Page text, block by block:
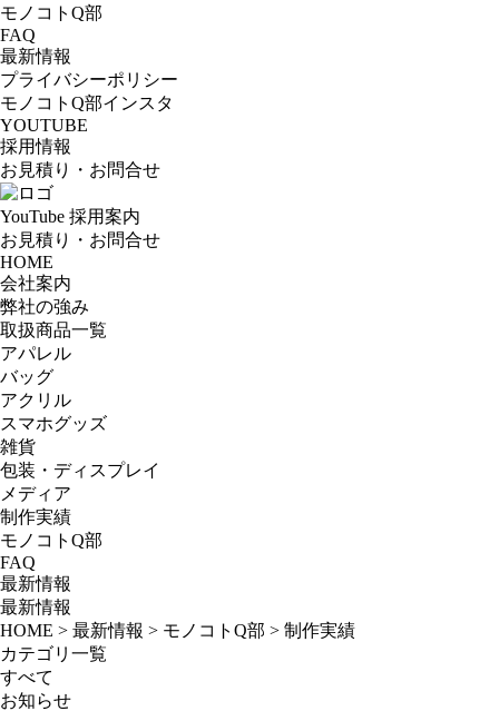
モノコトQ部
FAQ
最新情報
プライバシーポリシー
モノコトQ部インスタ
YOUTUBE
採用情報
お見積り・お問合せ
YouTube 採用案内
お見積り・お問合せ
HOME
会社案内
弊社の強み
取扱商品一覧
アパレル
バッグ
アクリル
スマホグッズ
雑貨
包装・ディスプレイ
メディア
制作実績
モノコトQ部
FAQ
最新情報
最新情報
HOME > 最新情報 > モノコトQ部 > 制作実績
カテゴリ一覧
すべて
お知らせ